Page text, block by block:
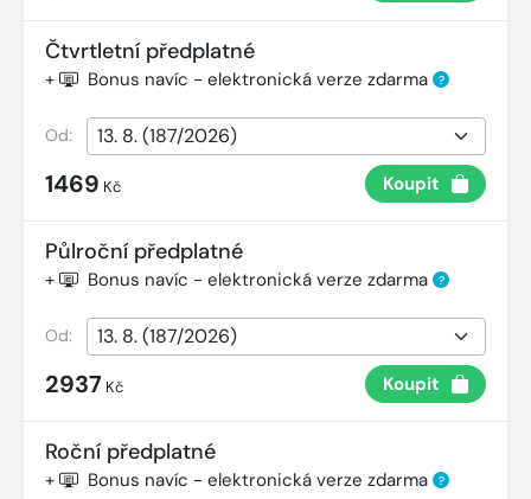
Čtvrtletní předplatné
+ Bonus navíc - elektronická verze zdarma ?
Od:
1469 Kč Koupit
Půlroční předplatné
+ Bonus navíc - elektronická verze zdarma ?
Od:
2937 Kč Koupit
Roční předplatné
+ Bonus navíc - elektronická verze zdarma ?